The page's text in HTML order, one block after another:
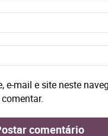
e-mail e site neste